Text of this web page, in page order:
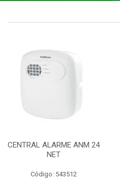
CENTRAL ALARME ANM 24
NET
Código: 543512